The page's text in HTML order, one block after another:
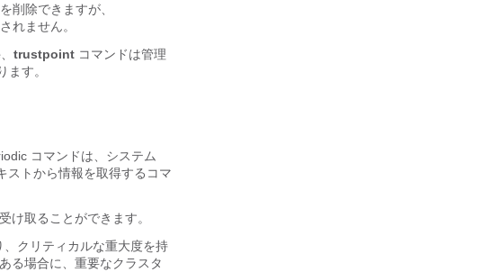
削除できますが、
れません。
trustpoint コマンドは管理
ます。
コマンドは、システム
ストから情報を取得するコマ
け取ることができます。
クリティカルな重大度を持
る場合に、重要なクラスタ